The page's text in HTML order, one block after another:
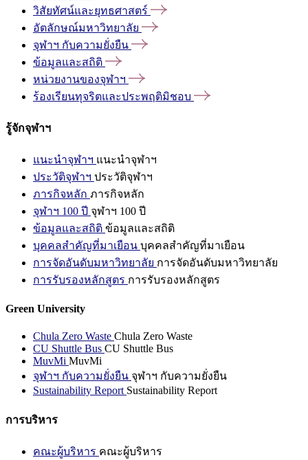
วิสัยทัศน์และยุทธศาสตร์
อัตลักษณ์มหาวิทยาลัย
จุฬาฯ กับความยั่งยืน
ข้อมูลและสถิติ
หน่วยงานของจุฬาฯ
ร้องเรียนทุจริตและประพฤติมิชอบ
รู้จักจุฬาฯ
แนะนำจุฬาฯ แนะนำจุฬาฯ
ประวัติจุฬาฯ ประวัติจุฬาฯ
ภารกิจหลัก ภารกิจหลัก
จุฬาฯ 100 ปี จุฬาฯ 100 ปี
ข้อมูลและสถิติ ข้อมูลและสถิติ
บุคคลสำคัญที่มาเยือน บุคคลสำคัญที่มาเยือน
การจัดอันดับมหาวิทยาลัย การจัดอันดับมหาวิทยาลัย
การรับรองหลักสูตร การรับรองหลักสูตร
Green University
Chula Zero Waste Chula Zero Waste
CU Shuttle Bus CU Shuttle Bus
MuvMi MuvMi
จุฬาฯ กับความยั่งยืน จุฬาฯ กับความยั่งยืน
Sustainability Report Sustainability Report
การบริหาร
คณะผู้บริหาร คณะผู้บริหาร